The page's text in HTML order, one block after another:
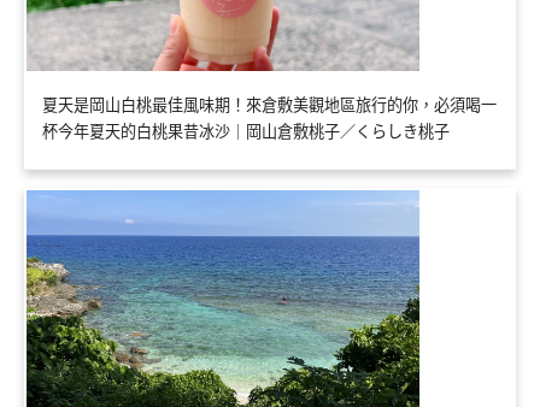
夏天是岡山白桃最佳風味期！來倉敷美觀地區旅行的你，必須喝一
杯今年夏天的白桃果昔冰沙｜岡山倉敷桃子／くらしき桃子